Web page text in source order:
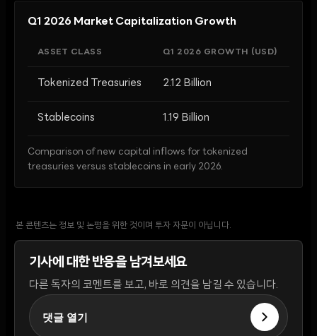
Q1 2026 Market Capitalization Growth
ASSET CLASS Q1 2026 GROWTH (USD)
Tokenized Treasuries 2.12 Billion
Stablecoins 1.19 Billion
Comparison of new capital inflows for tokenized
treasuries versus stablecoins in early 2026.
본 콘텐츠는 정보 및 논평을 위한 것이며 투자 자문이 아닙니다.
기사에 대한 반응을 남겨보세요
다른 독자의 코멘트를 보고, 바로 의견을 남길 수 있습니다.
댓글 열기